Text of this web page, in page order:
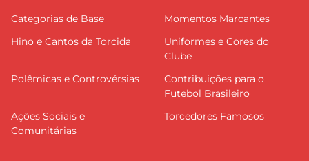
Categorias de Base
Momentos Marcantes
Hino e Cantos da Torcida
Uniformes e Cores do
Clube
Polêmicas e Controvérsias
Contribuições para o
Futebol Brasileiro
Ações Sociais e
Comunitárias
Torcedores Famosos